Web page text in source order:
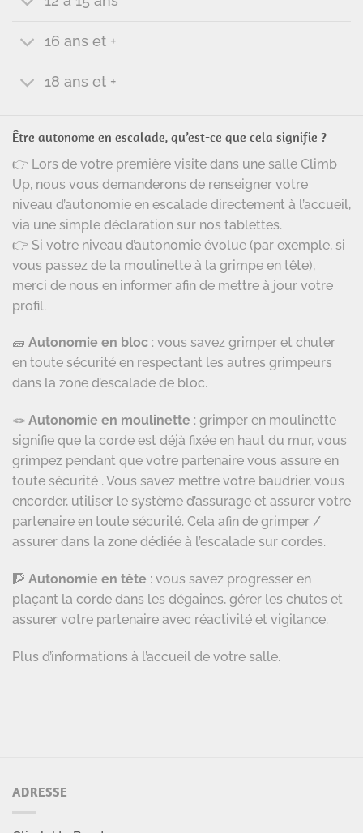
16 ans et +
18 ans et +
Être autonome en escalade, qu’est-ce que cela signifie ?
👉 Lors de votre première visite dans une salle Climb
Up, nous vous demanderons de renseigner votre
niveau d’autonomie en escalade directement à l’accueil,
via une simple déclaration sur nos tablettes.
👉 Si votre niveau d’autonomie évolue (par exemple, si
vous passez de la moulinette à la grimpe en tête),
merci de nous en informer afin de mettre à jour votre
profil.
🧱 Autonomie en bloc : vous savez grimper et chuter
en toute sécurité en respectant les autres grimpeurs
dans la zone d’escalade de bloc.
🪢 Autonomie en moulinette : grimper en moulinette
signifie que la corde est déjà fixée en haut du mur, vous
grimpez pendant que votre partenaire vous assure en
toute sécurité . Vous savez mettre votre baudrier, vous
encorder, utiliser le système d’assurage et assurer votre
partenaire en toute sécurité. Cela afin de grimper /
assurer dans la zone dédiée à l’escalade sur cordes.
🧗 Autonomie en tête : vous savez progresser en
plaçant la corde dans les dégaines, gérer les chutes et
assurer votre partenaire avec réactivité et vigilance.
Plus d’informations à l’accueil de votre salle.
ADRESSE